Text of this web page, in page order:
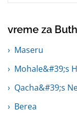
vreme za
Maseru
Mohale&#39;s
Qacha&#39;s
Berea